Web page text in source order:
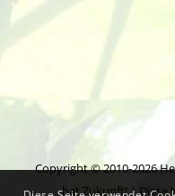
Copyright © 2010-2026
hat Zukunft! | Diese